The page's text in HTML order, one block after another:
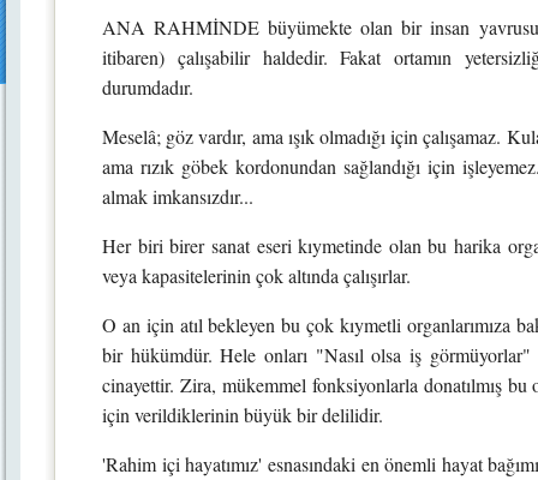
ANA RAHMİNDE büyümekte olan bir insan
itibaren) çalışabilir haldedir. Fakat ortamın
durumdadır.
Meselâ; göz vardır, ama ışık olmadığı için çalışamaz.
ama rızık göbek kordonundan sağlandığı için
almak imkansızdır...
Her biri birer sanat eseri kıymetinde olan bu harika
veya kapasitelerinin çok altında çalışırlar.
O an için atıl bekleyen bu çok kıymetli organlarımıza
bir hükümdür. Hele onları "Nasıl olsa iş görmüyorlar"
cinayettir. Zira, mükemmel fonksiyonlarla donatılmış bu
için verildiklerinin büyük bir delilidir.
'Rahim içi hayatımız' esnasındaki en önemli hayat